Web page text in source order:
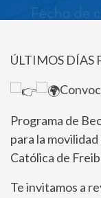
ÚLTIMOS DÍAS
Programa de
para la
Católica de
Te invitamos a